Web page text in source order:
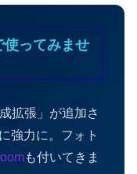
ってみませ
拡張」が追加さ
強力に。フォト
も付いてきま